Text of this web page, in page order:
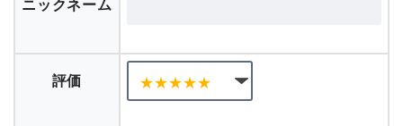
ニックネーム
評価